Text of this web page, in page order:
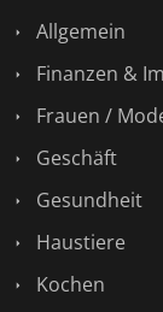
Allgemein
Finanzen &
Frauen /
Geschäft
Gesundheit
Haustiere
Kochen